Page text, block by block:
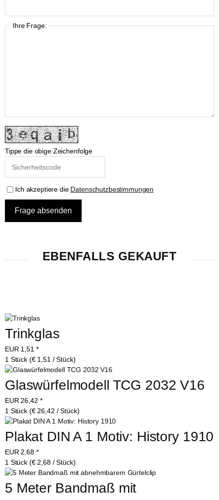
Ihre Frage:
Tippe die obige Zeichenfolge
Ich akzeptiere die Datenschutzbestimmungen
EBENFALLS GEKAUFT
Trinkglas
EUR 1,51 *
1 Stück (€ 1,51 / Stück)
Glaswürfelmodell TCG 2032 V16
EUR 26,42 *
1 Stück (€ 26,42 / Stück)
Plakat DIN A 1 Motiv: History 1910
EUR 2,68 *
1 Stück (€ 2,68 / Stück)
5 Meter Bandmaß mit